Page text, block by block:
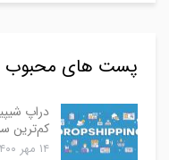
پست های محبوب
دراپ
کم‌ترین
۱۴ مهر ۱۴۰۰